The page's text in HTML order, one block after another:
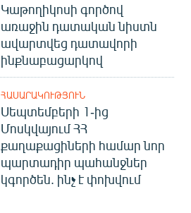
Կաթողիկոսի գործով
առաջին դատական նիստն
ավարտվեց դատավորի
ինքնաբացարկով
ՀԱՍԱՐԱԿՈՒԹՅՈՒՆ
Սեպտեմբերի 1-ից
Մոսկվայում ՀՀ
քաղաքացիների համար նոր
պարտադիր պահանջներ
կգործեն. ինչ է փոխվում